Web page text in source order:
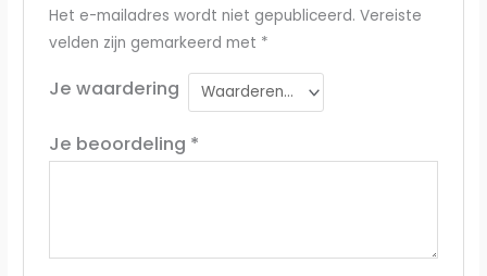
Het e-mailadres wordt niet gepubliceerd. Vereiste
velden zijn gemarkeerd met *
Je waardering
Je beoordeling *